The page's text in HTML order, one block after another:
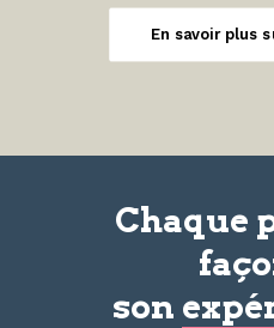
En savoir plus
Chaque
son